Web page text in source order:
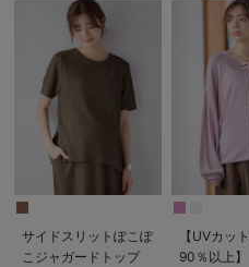
サイドスリットぽこぽ
こジャガードトップ
【UVカッ
90％以上】